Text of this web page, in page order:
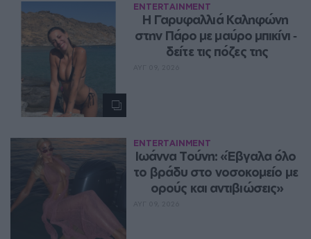
ENTERTAINMENT
Η Γαρυφαλλιά Καληφώνη
στην Πάρο με μαύρο μπικίνι ‑
δείτε τις πόζες της
ENTERTAINMENT
Ιωάννα Τούνη: «Έβγαλα όλο
το βράδυ στο νοσοκομείο με
ορούς και αντιβιώσεις»